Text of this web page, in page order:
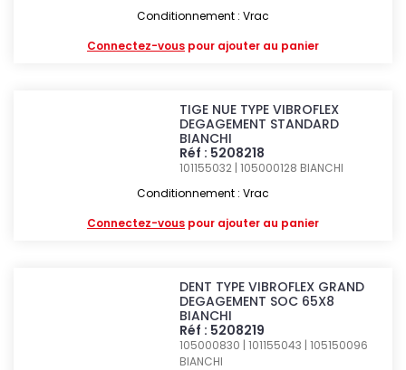
Conditionnement : Vrac
Connectez-vous pour ajouter au panier
TIGE NUE TYPE VIBROFLEX
DEGAGEMENT STANDARD
BIANCHI
Réf : 5208218
101155032 | 105000128 BIANCHI
Conditionnement : Vrac
Connectez-vous pour ajouter au panier
DENT TYPE VIBROFLEX GRAND
DEGAGEMENT SOC 65X8
BIANCHI
Réf : 5208219
105000830 | 101155043 | 105150096
BIANCHI